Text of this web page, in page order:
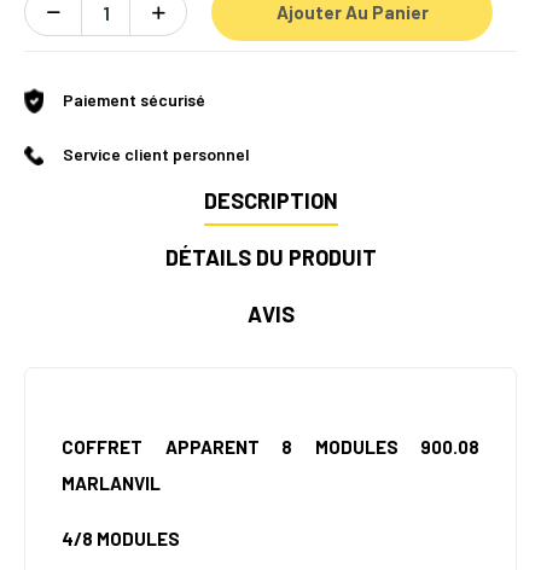
Ajouter Au Panier
Paiement sécurisé
Service client personnel
DESCRIPTION
DÉTAILS DU PRODUIT
AVIS
COFFRET APPARENT 8 MODULES 900.08
MARLANVIL
4/8 MODULES